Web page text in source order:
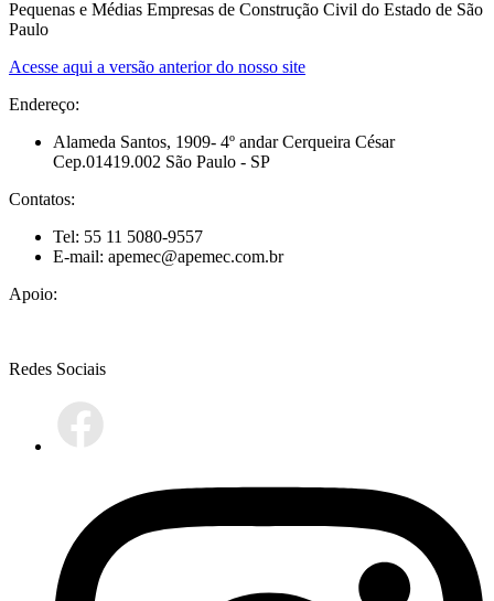
Pequenas e Médias Empresas de Construção Civil do Estado de São
Paulo
Acesse aqui a versão anterior do nosso site
Endereço:
Alameda Santos, 1909- 4º andar Cerqueira César
Cep.01419.002 São Paulo - SP
Contatos:
Tel: 55 11 5080-9557
E-mail: apemec@apemec.com.br
Apoio:
Redes Sociais